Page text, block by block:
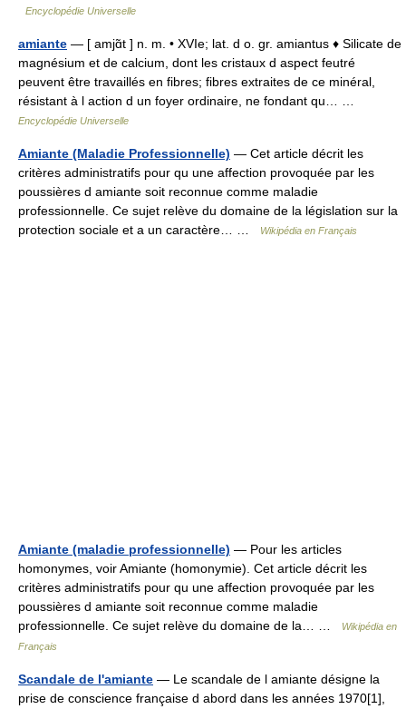
Encyclopédie Universelle
amiante — [ amjɑ̃t ] n. m. • XVIe; lat. d o. gr. amiantus ♦ Silicate de
magnésium et de calcium, dont les cristaux d aspect feutré
peuvent être travaillés en fibres; fibres extraites de ce minéral,
résistant à l action d un foyer ordinaire, ne fondant qu… …
Encyclopédie Universelle
Amiante (Maladie Professionnelle) — Cet article décrit les
critères administratifs pour qu une affection provoquée par les
poussières d amiante soit reconnue comme maladie
professionnelle. Ce sujet relève du domaine de la législation sur la
protection sociale et a un caractère… …
Wikipédia en Français
Amiante (maladie professionnelle) — Pour les articles
homonymes, voir Amiante (homonymie). Cet article décrit les
critères administratifs pour qu une affection provoquée par les
poussières d amiante soit reconnue comme maladie
professionnelle. Ce sujet relève du domaine de la… …
Wikipédia en
Français
Scandale de l'amiante — Le scandale de l amiante désigne la
prise de conscience française d abord dans les années 1970[1],